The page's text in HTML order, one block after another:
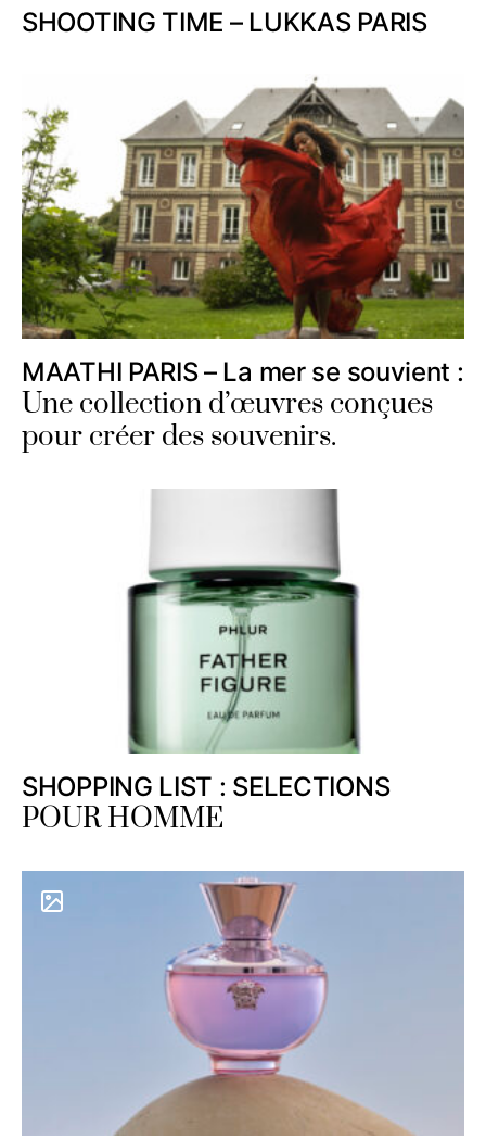
SHOOTING TIME – LUKKAS PARIS
MAATHI PARIS – La mer se souvient :
Une collection d’œuvres conçues
pour créer des souvenirs.
SHOPPING LIST : SELECTIONS
POUR HOMME